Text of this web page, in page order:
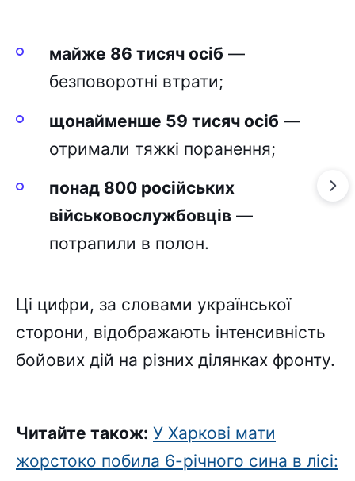
майже 86 тисяч осіб —
безповоротні втрати;
щонайменше 59 тисяч осіб —
отримали тяжкі поранення;
понад 800 російських
військовослужбовців —
потрапили в полон.
Ці цифри, за словами української
сторони, відображають інтенсивність
бойових дій на різних ділянках фронту.
Читайте також: У Харкові мати
жорстоко побила 6-річного сина в лісі: